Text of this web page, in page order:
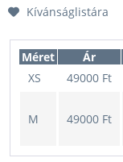
Kívánságlistára
Méret Ár
XS
49000 Ft
M 49000 Ft